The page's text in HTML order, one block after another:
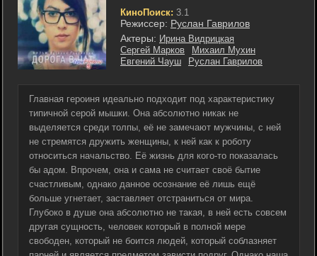
КиноПоиск: 3.1
Режиссер: Руслан Гаврилов
Актеры: Ирина Видрицкая
Сергей Марков
Михаил Мухин
Евгений Чауш
Руслан Гаврилов
Главная героиня идеально подходит под характеристику
типичной серой мышки. Она абсолютно никак не
выделяется среди толпы, её не замечают мужчины, с ней
не стремятся дружить женщины, к ней как к роботу
относиться начальство. Её жизнь для кого-то показалась
бы адом. Впрочем, она и сама не считает своё бытие
счастливым, однако данное осознание её лишь ещё
больше угнетает, заставляет отстраниться от мира.
Глубоко в душе она абсолютно не такая, в ней есть совсем
другая сущность, человек который в полной мере
свободен, который не боится людей, который соблазняет